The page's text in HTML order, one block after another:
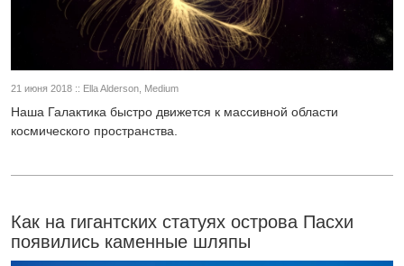
21 июня 2018 :: Ella Alderson, Medium
Наша Галактика быстро движется к массивной области
космического пространства.
Как на гигантских статуях острова Пасхи
появились каменные шляпы